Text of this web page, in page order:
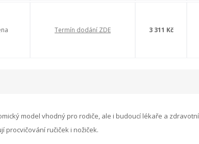
Termín dodání ZDE 3 311 Kč
model vhodný pro rodiče, ale i budoucí lékaře a
procvičování ručiček i nožiček.